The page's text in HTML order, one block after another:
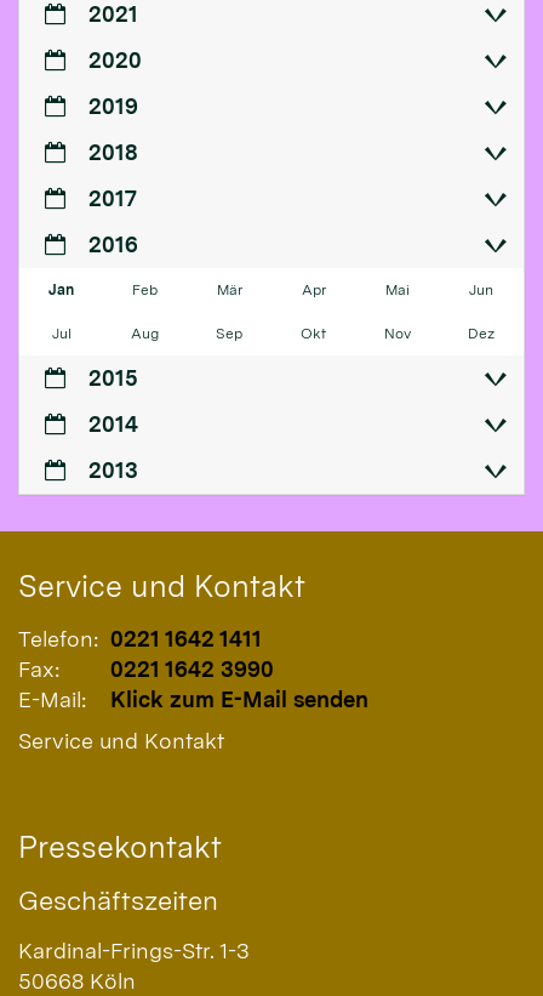
2021
2020
2019
2018
2017
2016
Jan Feb Mär Apr Mai Jun
Jul Aug Sep Okt Nov Dez
2015
2014
2013
Service und Kontakt
Telefon: 0221 1642 1411
Fax:
0221 1642 3990
E-Mail:
Klick zum E-Mail senden
Service und Kontakt
Pressekontakt
Geschäftszeiten
Kardinal-Frings-Str. 1-3
50668 Köln